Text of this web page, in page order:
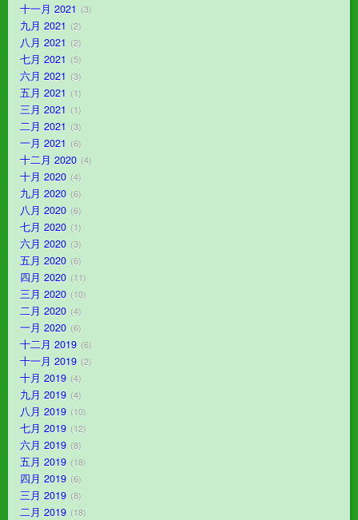
十一月 2021 3
九月 2021 2
八月 2021 2
七月 2021 5
六月 2021 3
五月 2021 1
三月 2021 1
二月 2021 3
一月 2021 6
十二月 2020 4
十月 2020 4
九月 2020 6
八月 2020 6
七月 2020 1
六月 2020 3
五月 2020 6
四月 2020 11
三月 2020 10
二月 2020 4
一月 2020 6
十二月 2019 6
十一月 2019 2
十月 2019 4
九月 2019 4
八月 2019 10
七月 2019 12
六月 2019 8
五月 2019 18
四月 2019 6
三月 2019 8
二月 2019 18